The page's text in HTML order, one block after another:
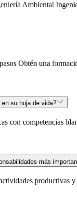
Ambiental
Obtén una
su hoja de vida?
con competencias
más